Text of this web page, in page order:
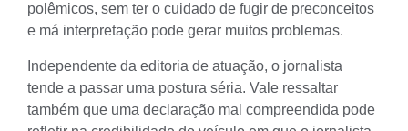
polêmicos, sem ter o cuidado de fugir de preconceitos
e má interpretação pode gerar muitos problemas.
Independente da editoria de atuação, o jornalista
tende a passar uma postura séria. Vale ressaltar
também que uma declaração mal compreendida pode